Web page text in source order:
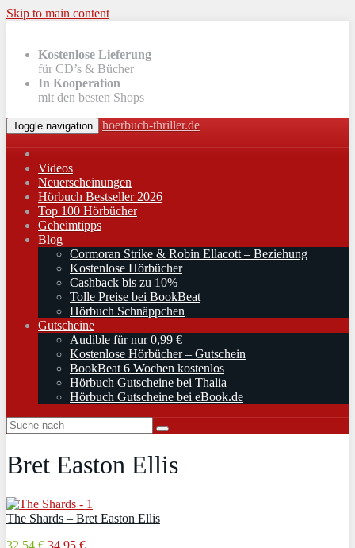
Skip to main content
Kostenlose Lieferung
für CD’s & Bücher
In Kooperation
mit den besten Shops
Toggle navigation hoerbuch-thriller.de
Videos
Neuerscheinungen
Hörbuch Bestseller 2026
Top 100 Hörbücher
Geheimtipps
Blog
Cormoran Strike & Robin Ellacott – Beziehung
Kostenlose Hörbücher
Cashback bis zu 10%
Tolle Preise bei BookBeat
Hörbuch Schnäppchen
Gutscheine
Audible für nur 0,99 €
Kostenlose Hörbücher – Gutschein
BookBeat 6 Wochen kostenlos
Hörbuch Gutscheine bei Thalia
Hörbuch Gutscheine bei eBook.de
Bret Easton Ellis
The Shards – Bret Easton Ellis
32,54 € 34,95 €